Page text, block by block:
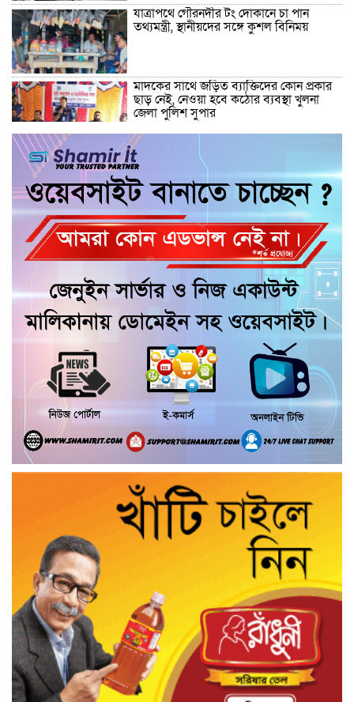
যাত্রাপথে গৌরনদীর টং দোকানে চা পান
তথ্যমন্ত্রী, স্থানীয়দের সঙ্গে কুশল বিনিময়
মাদকের সাথে জড়িত ব্যাক্তিদের কোন প্রকার
ছাড় নেই, নেওয়া হবে কঠোর ব্যবস্থা খুলনা
জেলা পুলিশ সুপার
“জুলাই কোন দল বা গোষ্টীর নয়, এটি সমগ্র
জাতির ” অ্যাডভোকেট জালাল উদ্দিন এমপি
ধামরাইয়ে ট্রাক চাপায় মোটরসাইকেল আরোহী
পশু চিকিৎসক নিহত, আহত ৩
কয়রায় জুলাই ছাত্র গণঅভ্যুত্থানের ২য় বার্ষিকী
উপলক্ষে জামায়াতের দোয়া ও গণমিছিল
জুলাই গণ-অভ্যুত্থান দিবসের অনুষ্ঠানে
গণঅধিকার পরিষদের নেতাকে হেনস্থার
অভিযোগ
গৌরনদীতে নিরাপদ অভিবাসন ও দক্ষতা
উন্নয়ন শীর্ষক সেমিনার অনুষ্ঠিত,
আশুলিয়ার বাইপাইল পাইকারি কাঁচা বাজারে
চেয়ারম্যান প্রার্থী ইসরাফিল হোসেনের নির্বাচনী
আশুলিয়ার কাঠগড়া নয়াপাড়ায় কথিত মাদক
ব্যবসার অভিযোগ, পুলিশের হস্তক্ষেপ কামনা
এলাকাবাসীর